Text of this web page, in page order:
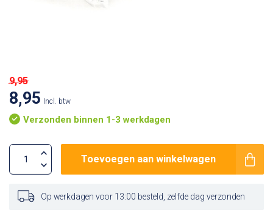
9,95
8,95 Incl. btw
Verzonden binnen 1-3 werkdagen
Toevoegen aan winkelwagen
Op werkdagen voor 13:00 besteld, zelfde dag verzonden